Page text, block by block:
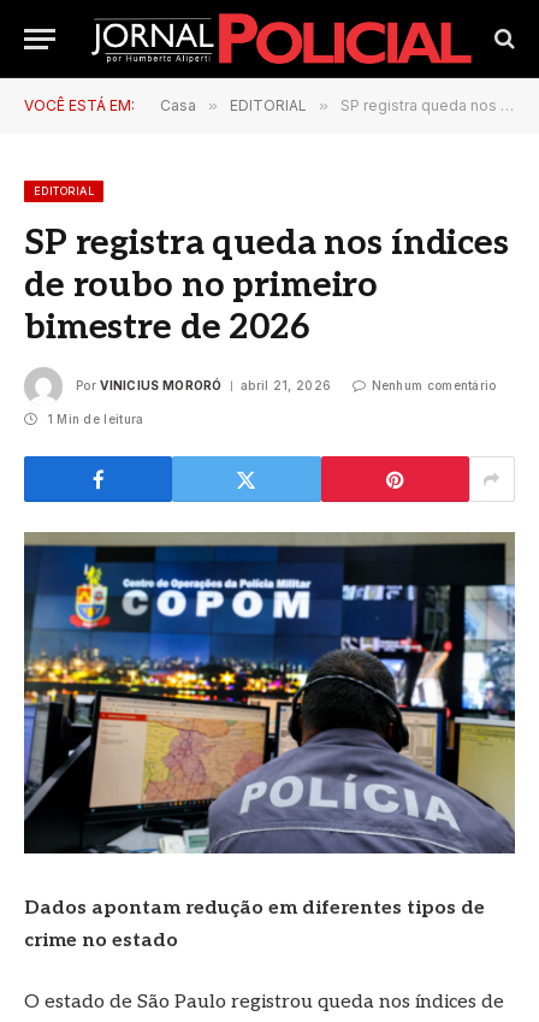
VOCÊ ESTÁ EM: Casa » EDITORIAL » SP registra queda nos índices de roubo no primeiro bimestre de 2026
EDITORIAL
SP registra queda nos índices
de roubo no primeiro
bimestre de 2026
Por VINICIUS MORORÓ abril 21, 2026 Nenhum comentário
1 Min de leitura
Dados apontam redução em diferentes tipos de
crime no estado
O estado de São Paulo registrou queda nos índices de